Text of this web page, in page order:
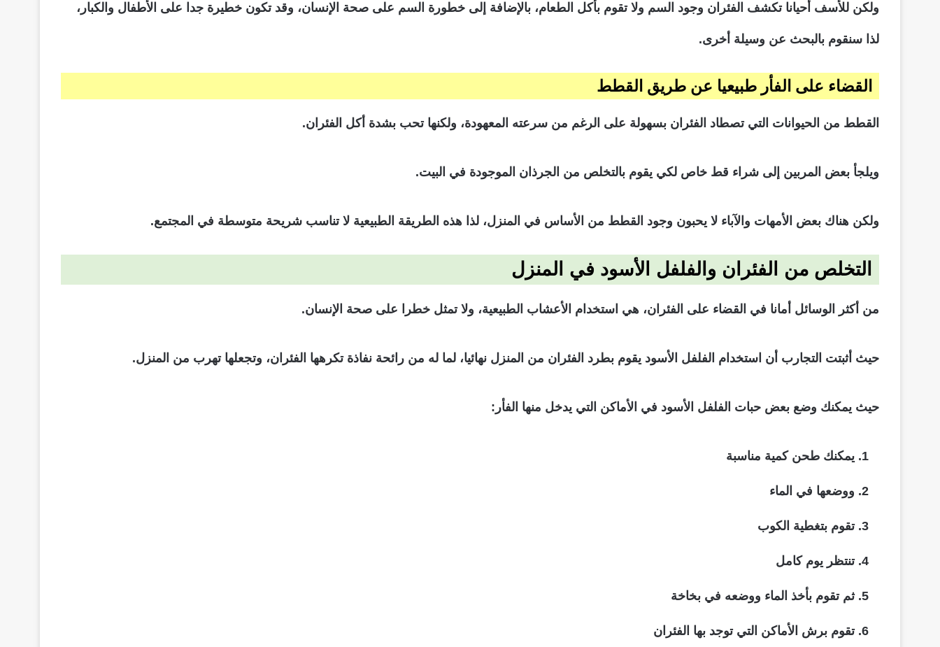
ولكن للأسف أحيانا تكشف الفئران وجود السم ولا تقوم بأكل الطعام، بالإضافة إلى خطورة السم على صحة الإنسان، وقد تكون خطيرة جدا على الأطفال والكبار،
لذا سنقوم بالبحث عن وسيلة أخرى.
القضاء على الفأر طبيعيا عن طريق القطط
القطط من الحيوانات التي تصطاد الفئران بسهولة على الرغم من سرعته المعهودة، ولكنها تحب بشدة أكل الفئران.
ويلجأ بعض المربين إلى شراء قط خاص لكي يقوم بالتخلص من الجرذان الموجودة في البيت.
ولكن هناك بعض الأمهات والآباء لا يحبون وجود القطط من الأساس في المنزل، لذا هذه الطريقة الطبيعية لا تناسب شريحة متوسطة في المجتمع.
التخلص من الفئران والفلفل الأسود في المنزل
من أكثر الوسائل أمانا في القضاء على الفئران، هي استخدام الأعشاب الطبيعية، ولا تمثل خطرا على صحة الإنسان.
حيث أثبتت التجارب أن استخدام الفلفل الأسود يقوم بطرد الفئران من المنزل نهائيا، لما له من رائحة نفاذة تكرهها الفئران، وتجعلها تهرب من المنزل.
حيث يمكنك وضع بعض حبات الفلفل الأسود في الأماكن التي يدخل منها الفأر:
يمكنك طحن كمية مناسبة
ووضعها في الماء
تقوم بتغطية الكوب
تنتظر يوم كامل
ثم تقوم بأخذ الماء ووضعه في بخاخة
تقوم برش الأماكن التي توجد بها الفئران